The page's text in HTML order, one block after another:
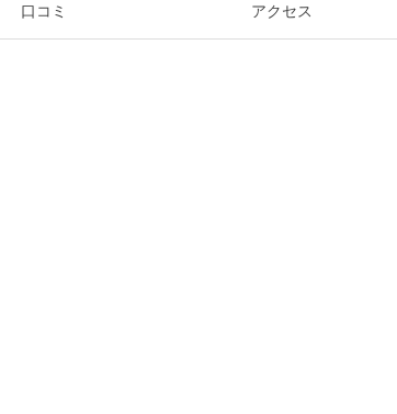
口コミ アクセス